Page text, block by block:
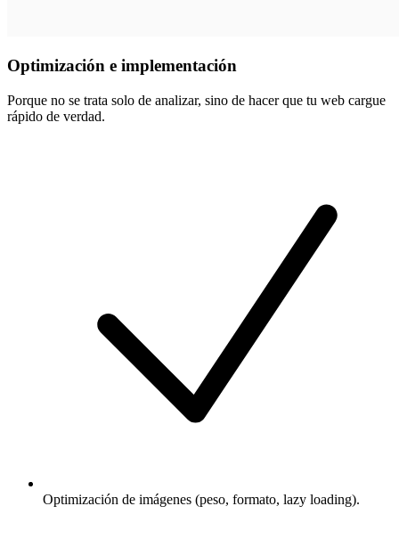
Optimización e implementación
Porque no se trata solo de analizar, sino de hacer que tu web cargue
rápido de verdad.
Optimización de imágenes (peso, formato, lazy loading).